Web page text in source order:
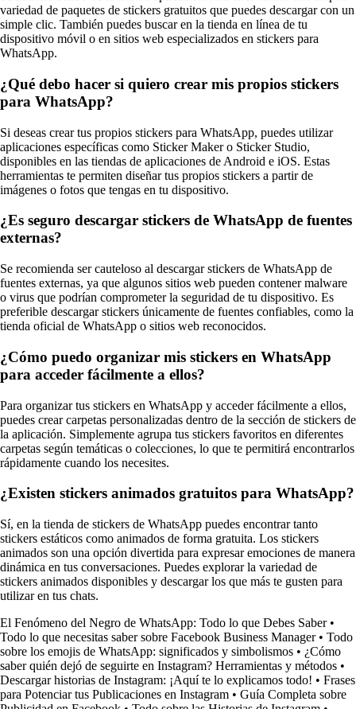
variedad de paquetes de stickers gratuitos que puedes descargar con un
simple clic. También puedes buscar en la tienda en línea de tu
dispositivo móvil o en sitios web especializados en stickers para
WhatsApp.
¿Qué debo hacer si quiero crear mis propios stickers
para WhatsApp?
Si deseas crear tus propios stickers para WhatsApp, puedes utilizar
aplicaciones específicas como Sticker Maker o Sticker Studio,
disponibles en las tiendas de aplicaciones de Android e iOS. Estas
herramientas te permiten diseñar tus propios stickers a partir de
imágenes o fotos que tengas en tu dispositivo.
¿Es seguro descargar stickers de WhatsApp de fuentes
externas?
Se recomienda ser cauteloso al descargar stickers de WhatsApp de
fuentes externas, ya que algunos sitios web pueden contener malware
o virus que podrían comprometer la seguridad de tu dispositivo. Es
preferible descargar stickers únicamente de fuentes confiables, como la
tienda oficial de WhatsApp o sitios web reconocidos.
¿Cómo puedo organizar mis stickers en WhatsApp
para acceder fácilmente a ellos?
Para organizar tus stickers en WhatsApp y acceder fácilmente a ellos,
puedes crear carpetas personalizadas dentro de la sección de stickers de
la aplicación. Simplemente agrupa tus stickers favoritos en diferentes
carpetas según temáticas o colecciones, lo que te permitirá encontrarlos
rápidamente cuando los necesites.
¿Existen stickers animados gratuitos para WhatsApp?
Sí, en la tienda de stickers de WhatsApp puedes encontrar tanto
stickers estáticos como animados de forma gratuita. Los stickers
animados son una opción divertida para expresar emociones de manera
dinámica en tus conversaciones. Puedes explorar la variedad de
stickers animados disponibles y descargar los que más te gusten para
utilizar en tus chats.
El Fenómeno del Negro de WhatsApp: Todo lo que Debes Saber•
Todo lo que necesitas saber sobre Facebook Business Manager• Todo
sobre los emojis de WhatsApp: significados y simbolismos • ¿Cómo
saber quién dejó de seguirte en Instagram? Herramientas y métodos •
Descargar historias de Instagram: ¡Aquí te lo explicamos todo! • Frases
para Potenciar tus Publicaciones en Instagram • Guía Completa sobre